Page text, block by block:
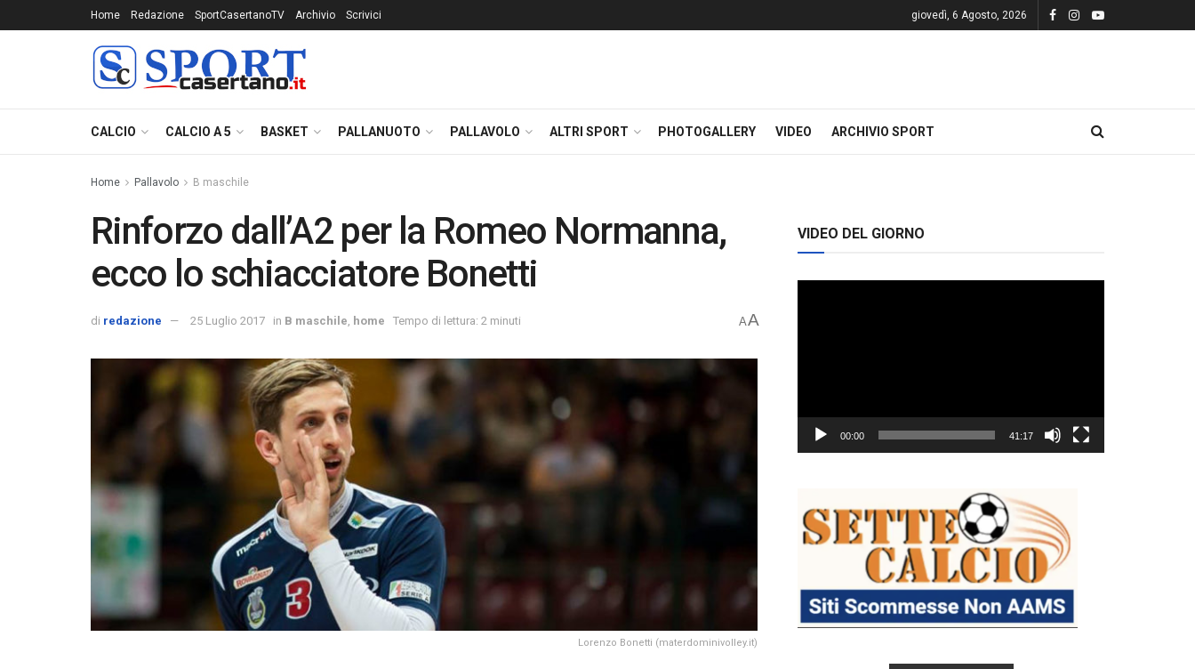
Home Redazione SportCasertanoTV Archivio Scrivici giovedì, 6 Agosto, 2026
CALCIO CALCIO A 5 BASKET PALLANUOTO PALLAVOLO ALTRI SPORT PHOTOGALLERY VIDEO ARCHIVIO SPORT
Home Pallavolo B maschile
Rinforzo dall’A2 per la Romeo Normanna,
ecco lo schiacciatore Bonetti
di redazione 25 Luglio 2017 in B maschile home Tempo di lettura: 2 minuti AA
Lorenzo Bonetti (materdominivolley.it)
VIDEO DEL GIORNO
00:00 41:17